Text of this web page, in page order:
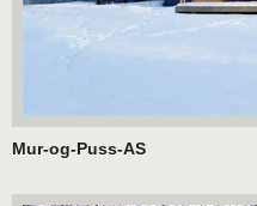
Mur-og-Puss-AS